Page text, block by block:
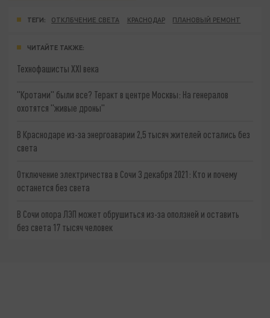
ТЕГИ: ОТКЛБЧЕНИЕ СВЕТА КРАСНОДАР ПЛАНОВЫЙ РЕМОНТ
ЧИТАЙТЕ ТАКЖЕ:
Технофашисты XXI века
"Кротами" были все? Теракт в центре Москвы: На генералов
охотятся "живые дроны"
В Краснодаре из-за энергоаварии 2,5 тысяч жителей остались без
света
Отключение электричества в Сочи 3 декабря 2021: Кто и почему
останется без света
В Сочи опора ЛЭП может обрушиться из-за оползней и оставить
без света 17 тысяч человек